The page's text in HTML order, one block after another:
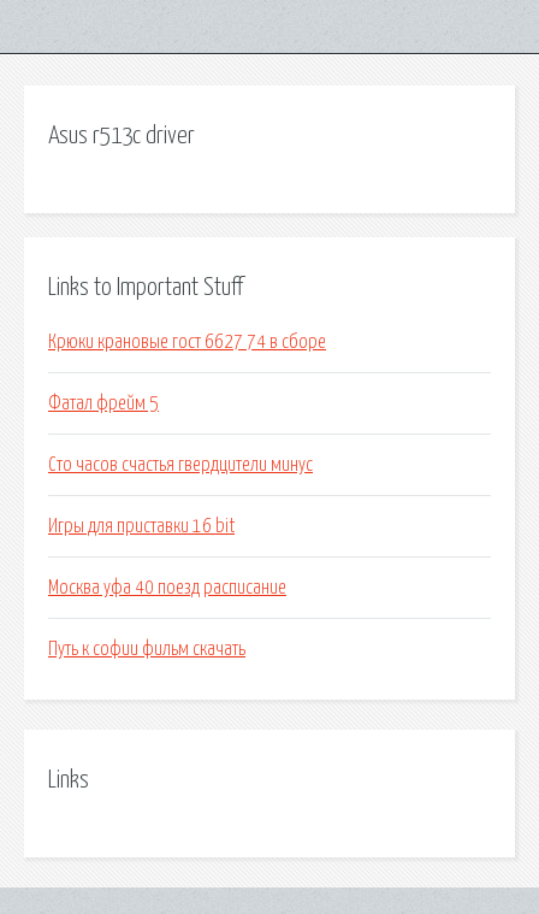
Asus r513c driver
Links to Important Stuff
Крюки крановые гост 6627 74 в сборе
Фатал фрейм 5
Сто часов счастья гвердцители минус
Игры для приставки 16 bit
Москва уфа 40 поезд расписание
Путь к софии фильм скачать
Links